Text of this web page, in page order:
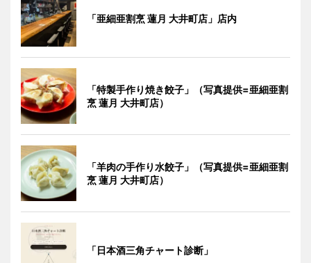
「亜細亜割烹 蓮月 大井町店」店内
「特製手作り焼き餃子」（写真提供=亜細亜割
烹 蓮月 大井町店）
「羊肉の手作り水餃子」（写真提供=亜細亜割
烹 蓮月 大井町店）
「日本酒三角チャート診断」